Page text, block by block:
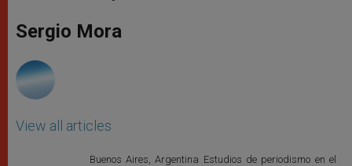
p
p
g
e
o
k
Sergio Mora
View all articles
Buenos Aires, Argentina Estudios de periodismo en el